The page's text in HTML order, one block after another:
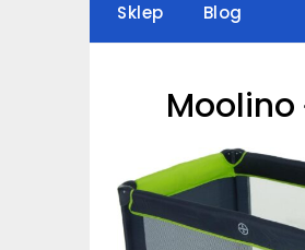
Sklep Blog
Moolino